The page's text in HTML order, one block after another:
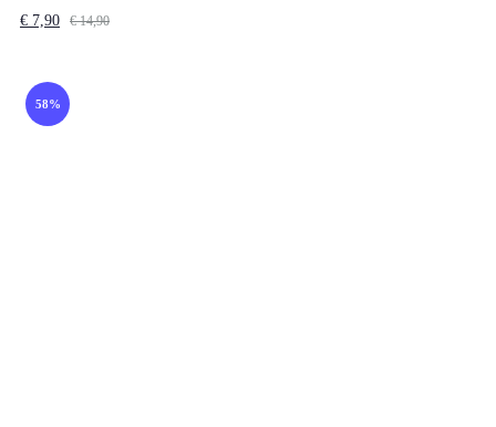
€ 7,90 €14,90
58%